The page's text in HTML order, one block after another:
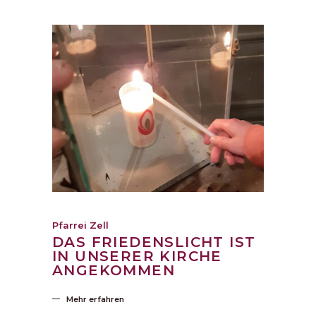
Pfarrei Zell
DAS FRIEDENSLICHT IST
IN UNSERER KIRCHE
ANGEKOMMEN
Mehr erfahren